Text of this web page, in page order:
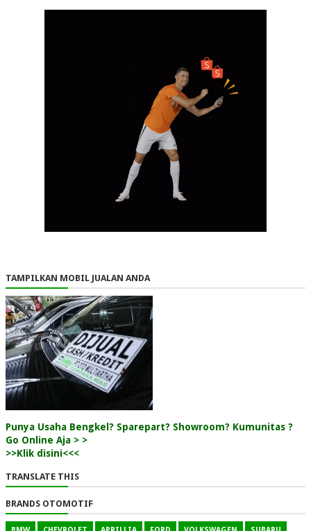
TAMPILKAN MOBIL JUALAN ANDA
Punya Usaha Bengkel? Sparepart? Showroom? Kumunitas ?
Go Online Aja > >
>>Klik disini<<<
TRANSLATE THIS
BRANDS OTOMOTIF